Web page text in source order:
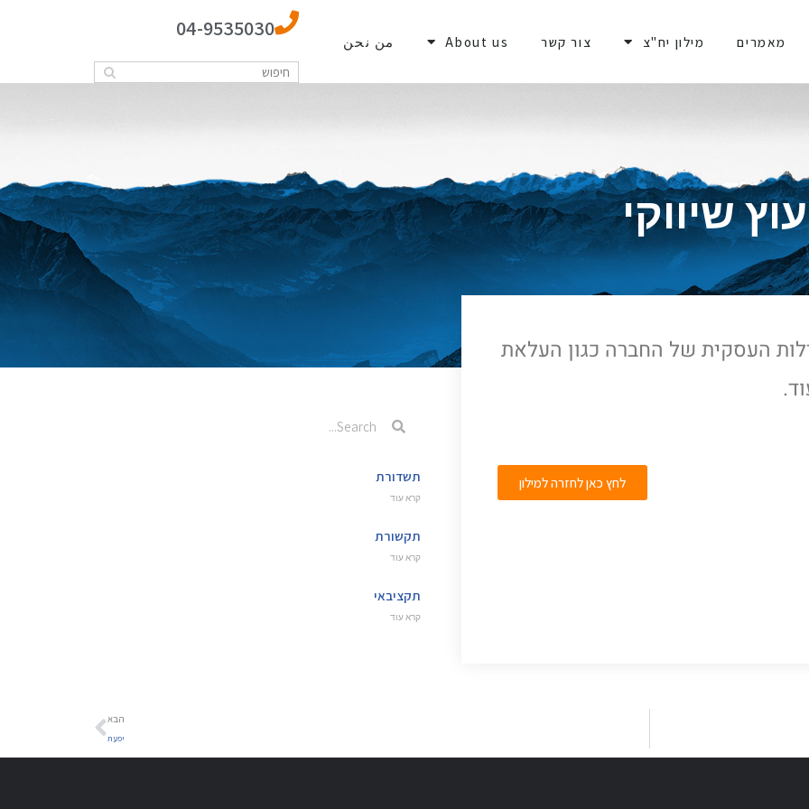
מאמרים מילון יח"צ צור קשר About us من نحن
04-9535030
שיווקי
העסקית של החברה כגון העלאת
לחץ כאן לחזרה למילון תשדורת
קרא עוד
תקשורת
קרא עוד
תקציבאי
קרא עוד
הבא
יפעת